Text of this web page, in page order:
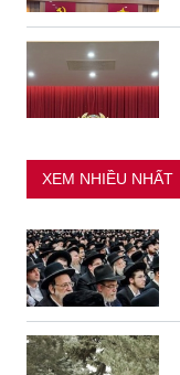
XEM NHIỀU NHẤT